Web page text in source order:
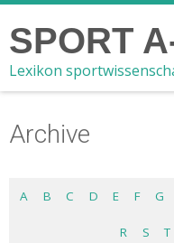
SPORT
Lexikon
Archive
A B C D E F G
R S T